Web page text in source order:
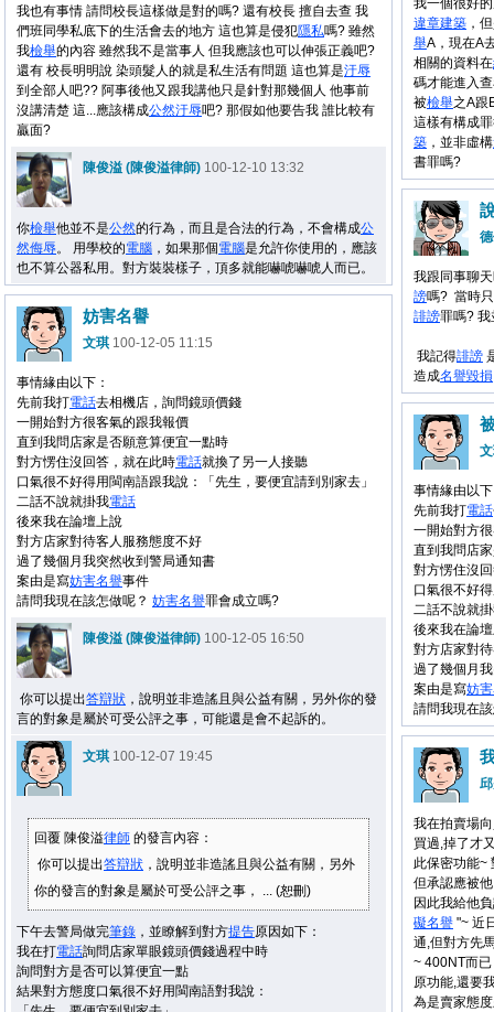
我也有事情 請問校長這樣做是對的嗎? 還有校長 擅自去查 我
們班同學私底下的生活會去的地方 這也算是侵犯隱私嗎? 雖然
我檢舉的內容 雖然我不是當事人 但我應該也可以伸張正義吧?
還有 校長明明說 染頭髮人的就是私生活有問題 這也算是汙辱
到全部人吧?? 阿事後他又跟我講他只是針對那幾個人 他事前
沒講清楚 這...應該構成公然汙辱吧? 那假如他要告我 誰比較有
贏面?
陳俊溢 (陳俊溢律師) 100-12-10 13:32
你檢舉他並不是公然的行為，而且是合法的行為，不會構成公
然侮辱。 用學校的電腦 ，如果那個電腦是允許你使用的，應該
也不算公器私用。對方裝裝樣子，頂多就能嚇唬嚇唬人而已。
我一個很好
違章建築 ，
舉A，現在A
相關的資料在
碼才能進入
被檢舉之A跟
這樣有構成
築 ，並非虛構
書罪嗎?
我跟同事聊
謗嗎? 當時
誹謗罪嗎? 我
我記得誹謗
造成名譽毀損
妨害名譽
文琪 100-12-05 11:15
事情緣由以下：
先前我打電話去相機店，詢問鏡頭價錢
一開始對方很客氣的跟我報價
直到我問店家是否願意算便宜一點時
對方愣住沒回答，就在此時電話就換了另一人接聽
口氣很不好得用閩南語跟我說：「先生，要便宜請到別家去」
二話不說就掛我電話
後來我在論壇上說
對方店家對待客人服務態度不好
過了幾個月我突然收到警局通知書
案由是寫妨害名譽事件
請問我現在該怎做呢？ 妨害名譽罪會成立嗎?
陳俊溢 (陳俊溢律師) 100-12-05 16:50
你可以提出答辯狀 ，說明並非造謠且與公益有關，另外你的發
言的對象是屬於可受公評之事，可能還是會不起訴的。
文琪 100-12-07 19:45
回覆 陳俊溢律師 的發言內容：
你可以提出答辯狀 ，說明並非造謠且與公益有關，另外
你的發言的對象是屬於可受公評之事， ... (恕刪)
下午去警局做完筆錄 ，並瞭解到對方提告原因如下：
我在打電話詢問店家單眼鏡頭價錢過程中時
詢問對方是否可以算便宜一點
結果對方態度口氣很不好用閩南語對我說：
事情緣由以
先前我打電話
一開始對方
直到我問店
對方愣住沒
口氣很不好
二話不說就
後來我在論
對方店家對
過了幾個月
案由是寫妨害
請問我現在
我在拍賣場
買過,掉了才
此保密功能~
但承認應被
因此我給他
礙名譽 "~ 近
通,但對方先
~ 400NT而
原功能,還要
為是賣家態